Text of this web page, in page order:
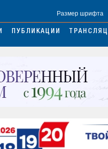
Размер шрифта
ПУБЛИКАЦИИ